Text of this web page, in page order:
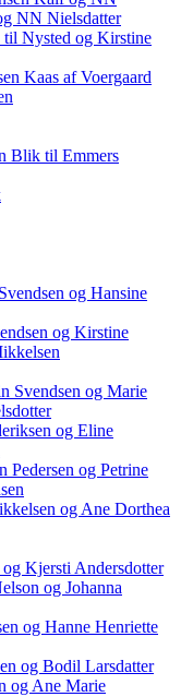
NN Nielsdatter
Nysted og Kirstine
Kaas af Voergaard
Blik til Emmers
og Hansine
og Kirstine
Svendsen og Marie
og Eline
Pedersen og Petrine
og Ane Dorthea
Kjersti Andersdotter
og Johanna
og Hanne Henriette
og Bodil Larsdatter
og Ane Marie